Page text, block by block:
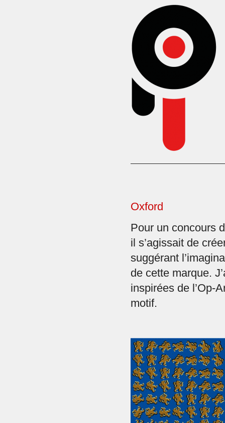
Oxford
Pour un concours
il s’agissait de
suggérant
de cette marque.
inspirées de l’Op-
motif.